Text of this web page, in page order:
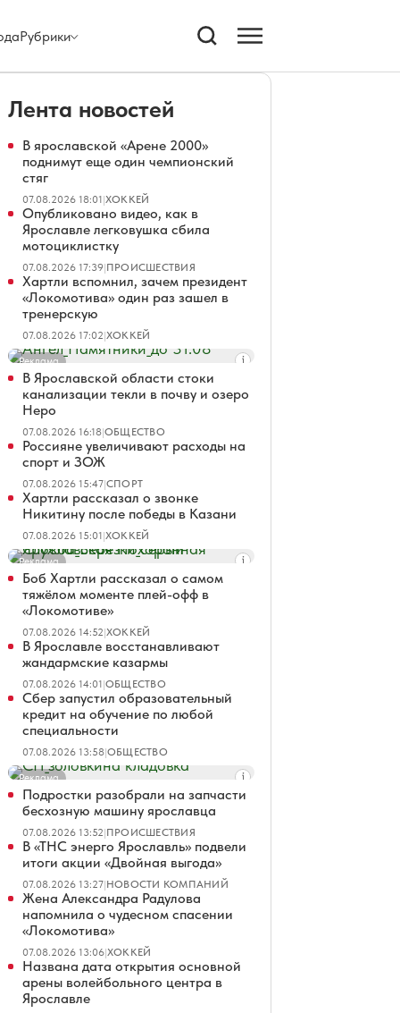
Рубрики
Лента новостей
В ярославской «Арене 2000»
поднимут еще один чемпионский
стяг
07.08.2026 18:01|ХОККЕЙ
Опубликовано видео, как в
Ярославле легковушка сбила
мотоциклистку
07.08.2026 17:39|ПРОИСШЕСТВИЯ
Хартли вспомнил, зачем президент
«Локомотива» один раз зашел в
тренерскую
07.08.2026 17:02|ХОККЕЙ
Реклама
В Ярославской области стоки
канализации текли в почву и озеро
Неро
07.08.2026 16:18|ОБЩЕСТВО
Россияне увеличивают расходы на
спорт и ЗОЖ
07.08.2026 15:47|СПОРТ
Хартли рассказал о звонке
Никитину после победы в Казани
07.08.2026 15:01|ХОККЕЙ
Реклама
Боб Хартли рассказал о самом
тяжёлом моменте плей-офф в
«Локомотиве»
07.08.2026 14:52|ХОККЕЙ
В Ярославле восстанавливают
жандармские казармы
07.08.2026 14:01|ОБЩЕСТВО
Сбер запустил образовательный
кредит на обучение по любой
специальности
07.08.2026 13:58|ОБЩЕСТВО
Реклама
Подростки разобрали на запчасти
бесхозную машину ярославца
07.08.2026 13:52|ПРОИСШЕСТВИЯ
В «ТНС энерго Ярославль» подвели
итоги акции «Двойная выгода»
07.08.2026 13:27|НОВОСТИ КОМПАНИЙ
Жена Александра Радулова
напомнила о чудесном спасении
«Локомотива»
07.08.2026 13:06|ХОККЕЙ
Названа дата открытия основной
арены волейбольного центра в
Ярославле